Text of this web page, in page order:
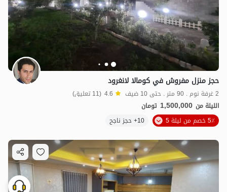
حجز منزل مفروش في كومالا لانغرود
2 غرفة نوم . 90 متر . حتى 10 ضيف 4.6 (11 تعليق)
الليلة من 1,500,000 تومان
5٪ خصم من ليلة 5
10+ حجز ناجح